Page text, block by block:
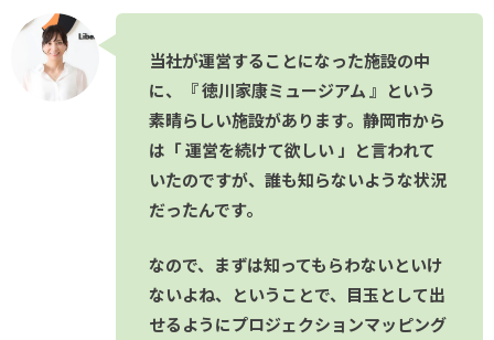
当社が運営することになった施設の中
に、『 徳川家康ミュージアム 』という
素晴らしい施設があります。静岡市から
は「 運営を続けて欲しい 」と言われて
いたのですが、誰も知らないような状況
だったんです。
なので、まずは知ってもらわないといけ
ないよね、ということで、目玉として出
せるようにプロジェクションマッピング